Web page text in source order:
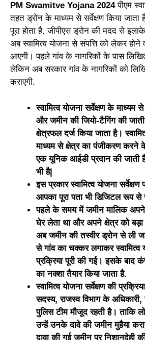
PM Swamitve Yojana 2024पीएम
तहत ड्रोन के माध्यम से सर्वेक्षण किया
पूरा होता है. जीपीएस ड्रोन की मदद से
अब स्वामित्व योजना से संपत्ति को लेकर होने
आएगी। पहले गांव के नागरिकों के पास
लेकिन अब सरकार गांव के नागरिकों को
कराएगी.
स्वामित्व योजना सर्वेक्षण के
और जमीन की जियो-टैगिंग की
क्षेत्रफल दर्ज किया जाता है।
माध्यम से क्षेत्र का पंजीकरण करने
एक यूनिक आईडी प्रदान की जाती
भी है|
इस प्रकार स्वामित्व योजना
आपका पूरा पता भी डिजिटल रूप से
पहले के समय में जमीन मालिक अपने
घेर लेता था और अपने क्षेत्र को
अब जमीन की तस्वीर ड्रोन से ली
से गांव का चक्कर लगाकर स्वामित्व
प्रक्रिया पूरी की गई। इसके बाद
का नक्शा तैयार किया जाता है.
स्वामित्व योजना सर्वेक्षण की
सदस्य, राजस्व विभाग के
पुलिस टीम मौजूद रहती है। ताकि
उन्हें उनके दावे की जमीन मुहैया
दावा की गई जमीन पर निशानदेही